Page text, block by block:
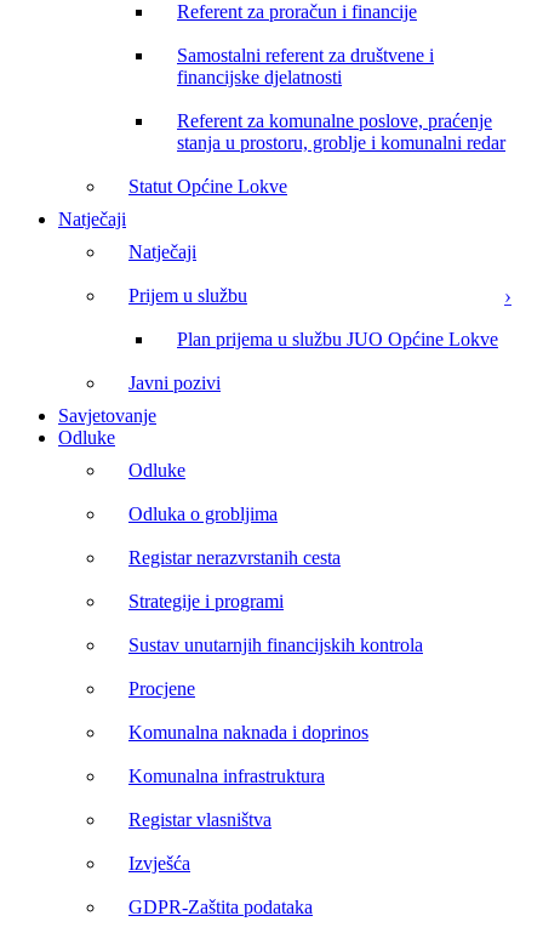
Referent za proračun i financije
Samostalni referent za društvene i
financijske djelatnosti
Referent za komunalne poslove, praćenje
stanja u prostoru, groblje i komunalni redar
Statut Općine Lokve
Natječaji
Natječaji
Prijem u službu
Plan prijema u službu JUO Općine Lokve
Javni pozivi
Savjetovanje
Odluke
Odluke
Odluka o grobljima
Registar nerazvrstanih cesta
Strategije i programi
Sustav unutarnjih financijskih kontrola
Procjene
Komunalna naknada i doprinos
Komunalna infrastruktura
Registar vlasništva
Izvješća
GDPR-Zaštita podataka